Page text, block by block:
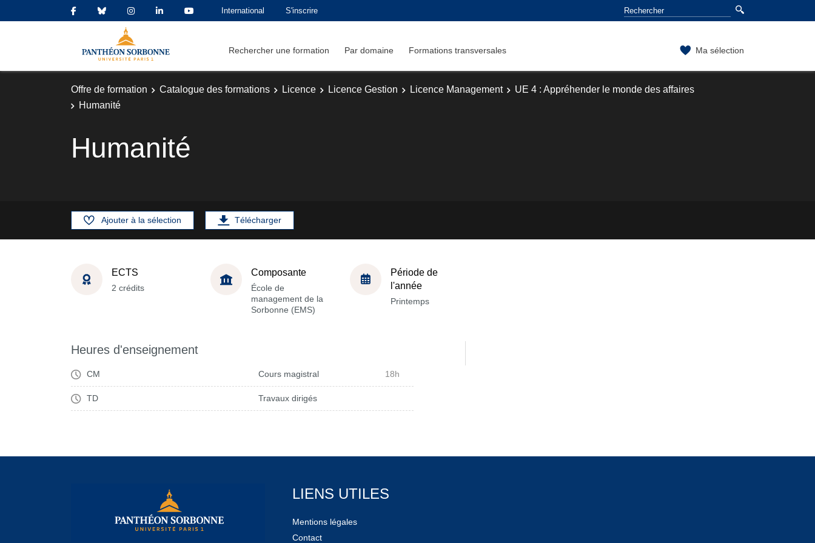
International S'inscrire
Rechercher une formation Par domaine Formations transversales Ma sélection
Offre de formation Catalogue des formations Licence Licence Gestion Licence Management
UE 4 : Appréhender le monde des affaires
Humanité
Humanité
Ajouter à la sélection Télécharger
ECTS
2 crédits
Composante
École de
management de la
Sorbonne (EMS)
Période de
l'année
Printemps
Heures d'enseignement
CM Cours magistral 18h
TD Travaux dirigés
LIENS UTILES
Mentions légales
Contact